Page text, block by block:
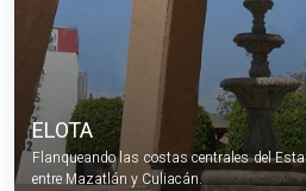
ELOTA
Flanqueando las costas centrales del
entre Mazatlán y Culiacán.